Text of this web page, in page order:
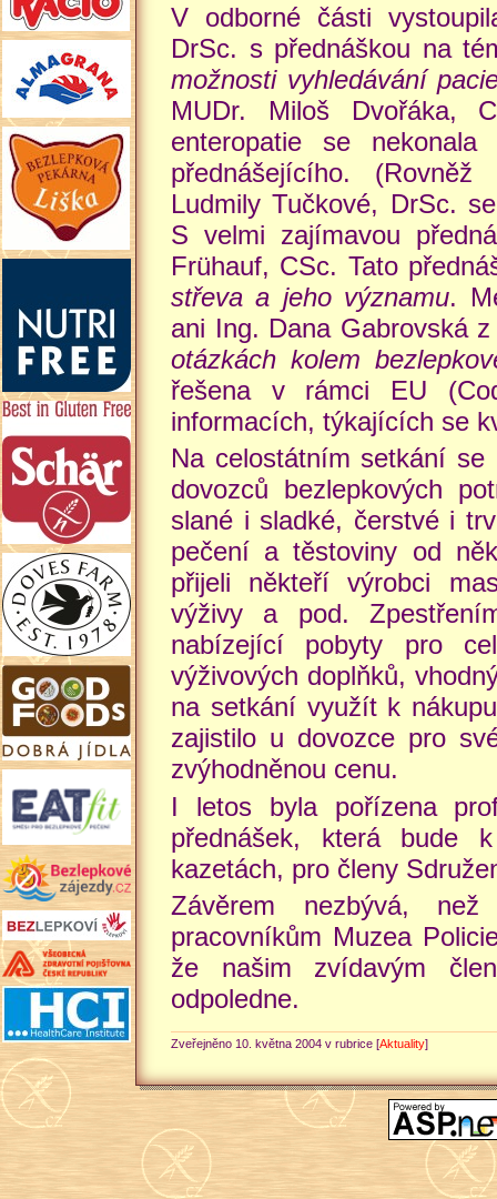
V odborné části
DrSc. s přednáškou na
možnosti vyhledávání
MUDr. Miloš Dvořáka,
enteropatie se
přednášejícího.
Ludmily Tučkové, DrSc.
S velmi zajímavou
Frühauf, CSc. Tato
střeva a jeho významu.
ani Ing. Dana Gabrovská
otázkách kolem
řešena v rámci EU
informacích, týkajících se
Na celostátním setkání
dovozců bezlepkových
slané i sladké, čerstvé i
pečení a těstoviny od
přijeli někteří výrobci
výživy a pod.
nabízející pobyty pro
výživových doplňků,
na setkání využít k
zajistilo u dovozce pro
zvýhodněnou cenu.
I letos byla pořízena
přednášek, která bude
kazetách, pro členy
Závěrem nezbývá,
pracovníkům Muzea
že našim zvídavým
odpoledne.
Zveřejněno 10. května 2004 v rubrice [Aktuality]